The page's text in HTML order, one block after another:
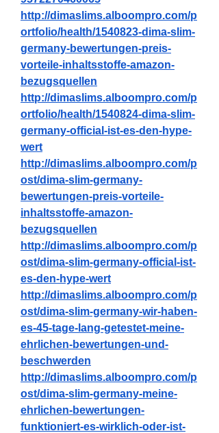
http://dimaslims.alboompro.com/p
ortfolio/health/1540823-dima-slim-
germany-bewertungen-preis-
vorteile-inhaltsstoffe-amazon-
bezugsquellen
http://dimaslims.alboompro.com/p
ortfolio/health/1540824-dima-slim-
germany-official-ist-es-den-hype-
wert
http://dimaslims.alboompro.com/p
ost/dima-slim-germany-
bewertungen-preis-vorteile-
inhaltsstoffe-amazon-
bezugsquellen
http://dimaslims.alboompro.com/p
ost/dima-slim-germany-official-ist-
es-den-hype-wert
http://dimaslims.alboompro.com/p
ost/dima-slim-germany-wir-haben-
es-45-tage-lang-getestet-meine-
ehrlichen-bewertungen-und-
beschwerden
http://dimaslims.alboompro.com/p
ost/dima-slim-germany-meine-
ehrlichen-bewertungen-
funktioniert-es-wirklich-oder-ist-